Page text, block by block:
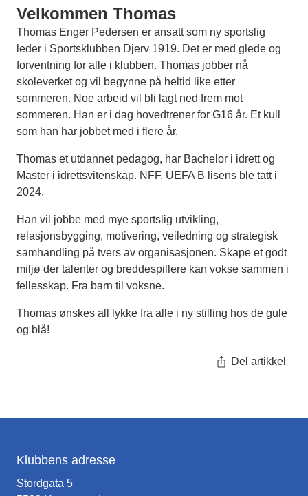
Velkommen Thomas
Thomas Enger Pedersen er ansatt som ny sportslig
leder i Sportsklubben Djerv 1919. Det er med glede og
forventning for alle i klubben. Thomas jobber nå
skoleverket og vil begynne på heltid like etter
sommeren. Noe arbeid vil bli lagt ned frem mot
sommeren. Han er i dag hovedtrener for G16 år. Et kull
som han har jobbet med i flere år.
Thomas et utdannet pedagog, har Bachelor i idrett og
Master i idrettsvitenskap. NFF, UEFA B lisens ble tatt i
2024.
Han vil jobbe med mye sportslig utvikling,
relasjonsbygging, motivering, veiledning og strategisk
samhandling på tvers av organisasjonen. Skape et godt
miljø der talenter og breddespillere kan vokse sammen i
fellesskap. Fra barn til voksne.
Thomas ønskes all lykke fra alle i ny stilling hos de gule
og blå!
Del artikkel
Klubbens adresse
Stordgata 5